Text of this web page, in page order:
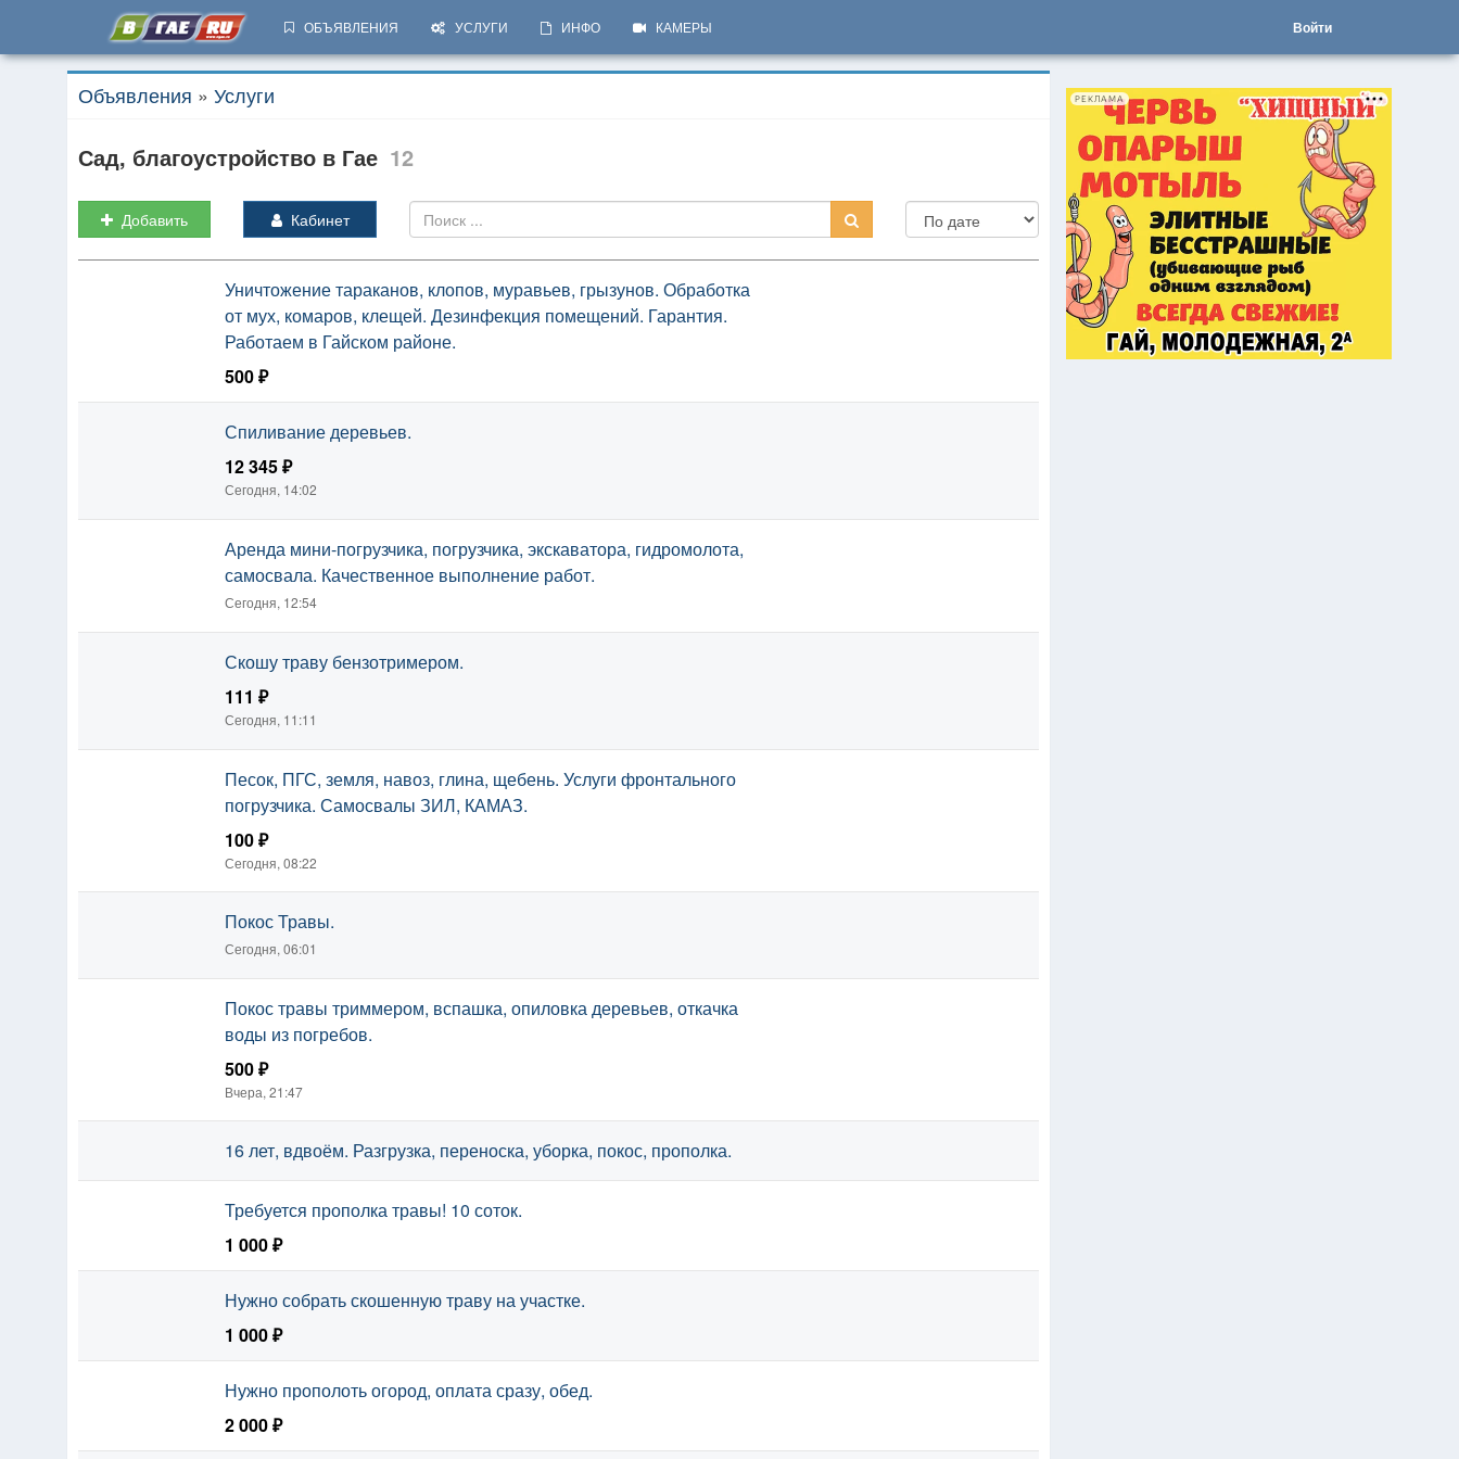
ОБЪЯВЛЕНИЯ УСЛУГИ ИНФО КАМЕРЫ Войти
РЕКЛАМА
Объявления » Услуги
Сад, благоустройство в Гае 12
Добавить Кабинет
Уничтожение тараканов, клопов, муравьев, грызунов. Обработка
от мух, комаров, клещей. Дезинфекция помещений. Гарантия.
Работаем в Гайском районе.
500 ₽
Сегодня, 14:26
Спиливание деревьев.
12 345 ₽
Сегодня, 14:02
Аренда мини-погрузчика, погрузчика, экскаватора, гидромолота,
самосвала. Качественное выполнение работ.
Сегодня, 12:54
Скошу траву бензотримером.
111 ₽
Сегодня, 11:11
Песок, ПГС, земля, навоз, глина, щебень. Услуги фронтального
погрузчика. Самосвалы ЗИЛ, КАМАЗ.
100 ₽
Сегодня, 08:22
Покос Травы.
Сегодня, 06:01
Покос травы триммером, вспашка, опиловка деревьев, откачка
воды из погребов.
500 ₽
Вчера, 21:47
16 лет, вдвоём. Разгрузка, переноска, уборка, покос, прополка.
Требуется прополка травы! 10 соток.
1 000 ₽
Нужно собрать скошенную траву на участке.
1 000 ₽
Нужно прополоть огород, оплата сразу, обед.
2 000 ₽